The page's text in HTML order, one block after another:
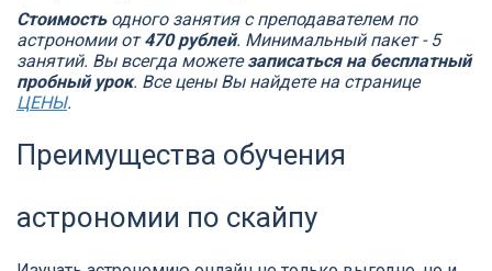
Стоимостьодного занятия с преподавателем по
астрономии от470 рублей. Минимальный пакет - 5
занятий. Вы всегда можетезаписаться на бесплатный
пробный урок. Все цены Вы найдете на странице
ЦЕНЫ.
Преимущества обучения
астрономии по скайпу